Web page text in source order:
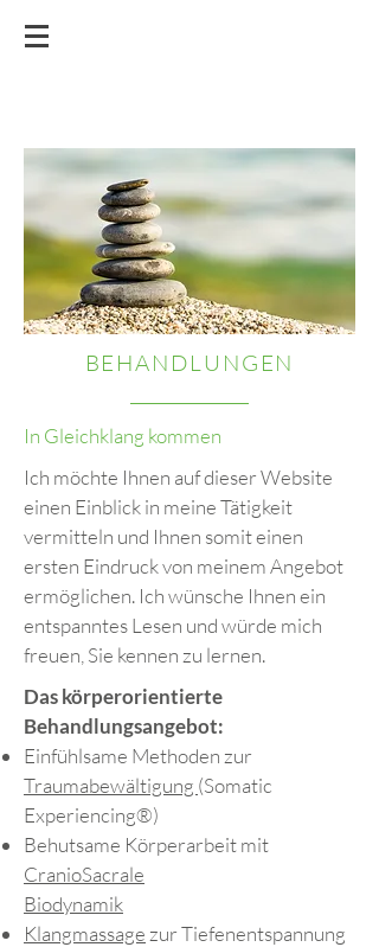
BEHANDLUNGEN
In Gleichklang kommen
Ich möchte Ihnen auf dieser Website
einen Einblick in meine Tätigkeit
vermitteln und Ihnen somit einen
ersten Eindruck von meinem Angebot
ermöglichen. Ich wünsche Ihnen ein
entspanntes Lesen und würde mich
freuen, Sie kennen zu lernen.
Das körperorientierte
Behandlungsangebot:
Einfühlsame Methoden zur
Traumabewältigung (Somatic
Experiencing®)
Behutsame Körperarbeit mit
CranioSacrale
Biodynamik
Klangmassage zur Tiefenentspannung